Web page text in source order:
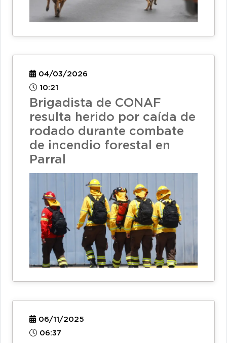
04/03/2026
10:21
Brigadista de CONAF
resulta herido por caída de
rodado durante combate
de incendio forestal en
Parral
06/11/2025
06:37